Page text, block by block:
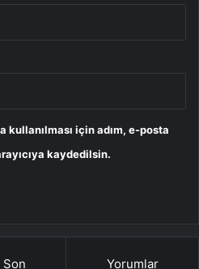
kullanılması için adım, e-posta
kaydedilsin.
Son Yorumlar